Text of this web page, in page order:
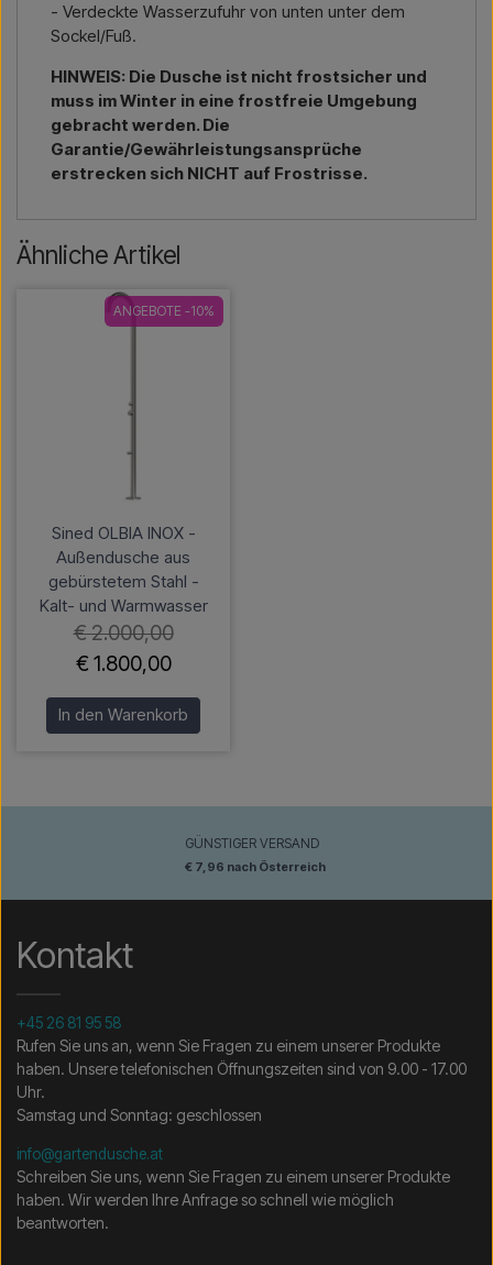
- Verdeckte Wasserzufuhr von unten unter dem
Sockel/Fuß.
HINWEIS: Die Dusche ist nicht frostsicher und
muss im Winter in eine frostfreie Umgebung
gebracht werden. Die
Garantie/Gewährleistungsansprüche
erstrecken sich NICHT auf Frostrisse.
Ähnliche Artikel
ANGEBOTE -10%
Sined OLBIA INOX -
Außendusche aus
gebürstetem Stahl -
Kalt- und Warmwasser
€ 2.000,00
€ 1.800,00
In den Warenkorb
GÜNSTIGER VERSAND
€ 7,96 nach Österreich
Kontakt
+45 26 81 95 58
Rufen Sie uns an, wenn Sie Fragen zu einem unserer Produkte
haben. Unsere telefonischen Öffnungszeiten sind von 9.00 - 17.00
Uhr.
Samstag und Sonntag: geschlossen
info@gartendusche.at
Schreiben Sie uns, wenn Sie Fragen zu einem unserer Produkte
haben. Wir werden Ihre Anfrage so schnell wie möglich
beantworten.